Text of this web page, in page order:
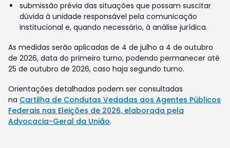
submissão prévia das situações que possam suscitar
dúvida à unidade responsável pela comunicação
institucional e, quando necessário, à análise jurídica.
As medidas serão aplicadas de 4 de julho a 4 de outubro
de 2026, data do primeiro turno, podendo permanecer até
25 de outubro de 2026, caso haja segundo turno.
Orientações detalhadas podem ser consultadas
na Cartilha de Condutas Vedadas aos Agentes Públicos
Federais nas Eleições de 2026, elaborada pela
Advocacia-Geral da União.